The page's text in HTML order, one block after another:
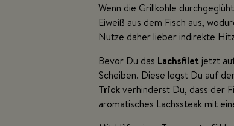
Wenn die Grillkohle
Eiweiß aus dem Fisch aus,
Nutze daher lieber indirekte
Bevor Du das Lachsfilet jetzt
Scheiben. Diese legst Du auf
Trickverhinderst Du, dass der
aromatisches Lachssteak mit